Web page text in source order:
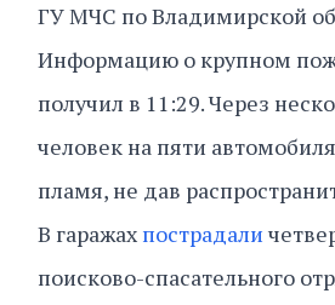
ГУ МЧС по Владимирской
Информацию о крупном
получил в 11:29. Через
человек на пяти
пламя, не дав
В гаражах пострадали
поисково-спасательного